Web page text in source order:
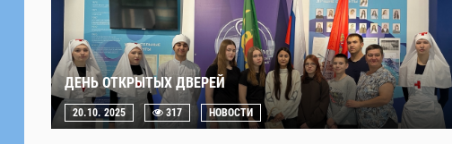
ДЕНЬ ОТКРЫТЫХ ДВЕРЕЙ
20.10. 2025 317 НОВОСТИ